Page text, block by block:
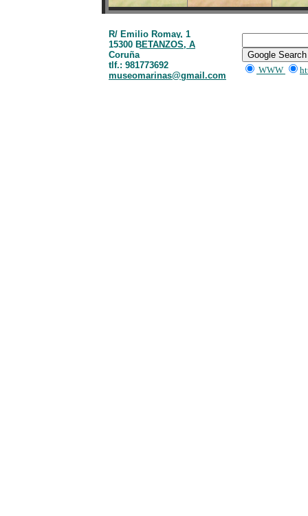
R/ Emilio Romay, 1
15300 BETANZOS, A
Coruña
tlf.: 981773692
museomarinas@gmail.com
WWW